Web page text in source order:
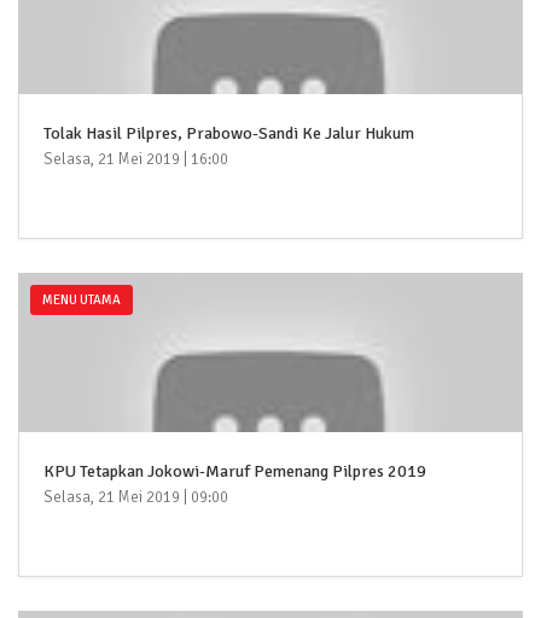
Tolak Hasil Pilpres, Prabowo-Sandi Ke Jalur Hukum
Selasa, 21 Mei 2019 | 16:00
MENU UTAMA
KPU Tetapkan Jokowi-Maruf Pemenang Pilpres 2019
Selasa, 21 Mei 2019 | 09:00